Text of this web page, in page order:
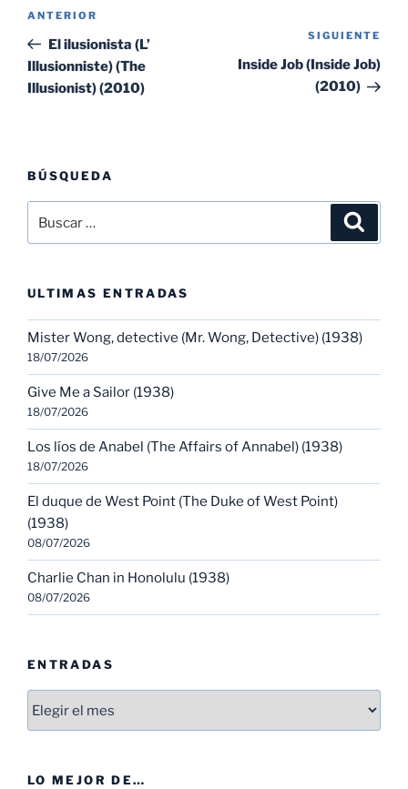
entradas
Entrada
anterior:
ANTERIOR
El ilusionista (L’
Illusionniste) (The
Illusionist) (2010)
SIGUIENTE
Inside Job (Inside Job)
(2010)
BÚSQUEDA
por:
ULTIMAS ENTRADAS
Mister Wong, detective (Mr. Wong, Detective) (1938)
18/07/2026
Give Me a Sailor (1938)
18/07/2026
Los líos de Anabel (The Affairs of Annabel) (1938)
18/07/2026
El duque de West Point (The Duke of West Point)
(1938)
08/07/2026
Charlie Chan in Honolulu (1938)
08/07/2026
ENTRADAS
LO MEJOR DE…